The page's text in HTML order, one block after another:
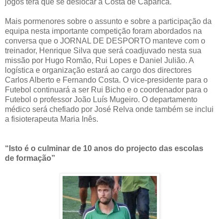
jogos terá que se deslocar à Costa de Caparica.
Mais pormenores sobre o assunto e sobre a participação da
equipa nesta importante competição foram abordados na
conversa que o JORNAL DE DESPORTO manteve com o
treinador, Henrique Silva que será coadjuvado nesta sua
missão por Hugo Romão, Rui Lopes e Daniel Julião. A
logística e organização estará ao cargo dos directores
Carlos Alberto e Fernando Costa. O vice-presidente para o
Futebol continuará a ser Rui Bicho e o coordenador para o
Futebol o professor João Luís Mugeiro. O departamento
médico será chefiado por José Relva onde também se inclui
a fisioterapeuta Maria Inês.
“Isto é o culminar de 10 anos do projecto das escolas
de formação”